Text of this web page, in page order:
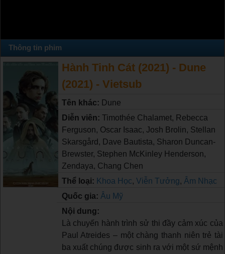
Thông tin phim
Hành Tinh Cát (2021) - Dune
(2021) - Vietsub
Tên khác: Dune
Diễn viên: Timothée Chalamet, Rebecca
Ferguson, Oscar Isaac, Josh Brolin, Stellan
Skarsgård, Dave Bautista, Sharon Duncan-
Brewster, Stephen McKinley Henderson,
Zendaya, Chang Chen
Thể loại: Khoa Học, Viễn Tưởng, Âm Nhạc
Quốc gia: Âu Mỹ
Nội dung:
Là chuyến hành trình sử thi đầy cảm xúc của
Paul Atreides – một chàng thanh niên trẻ tài
ba xuất chúng được sinh ra với một sứ mệnh